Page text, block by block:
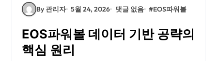
By 관리자 5월 24, 2026 댓글 없음 #EOS파워볼
EOS파워볼 데이터 기반 공략의
핵심 원리